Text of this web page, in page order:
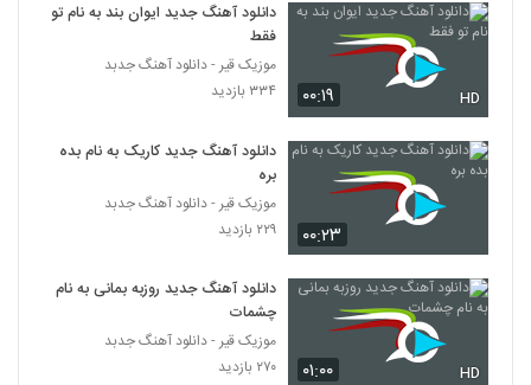
۰۰:۱۹ HD
دانلود آهنگ جدید ایوان بند به نام تو
فقط
موزیک قیر - دانلود آهنگ جدبد
۳۳۴ بازدید
۰۰:۲۳
دانلود آهنگ جدید کاریک به نام بده
بره
موزیک قیر - دانلود آهنگ جدبد
۲۲۹ بازدید
۰۱:۰۰ HD
دانلود آهنگ جدید روزبه بمانی به نام
چشمات
موزیک قیر - دانلود آهنگ جدبد
۲۷۰ بازدید